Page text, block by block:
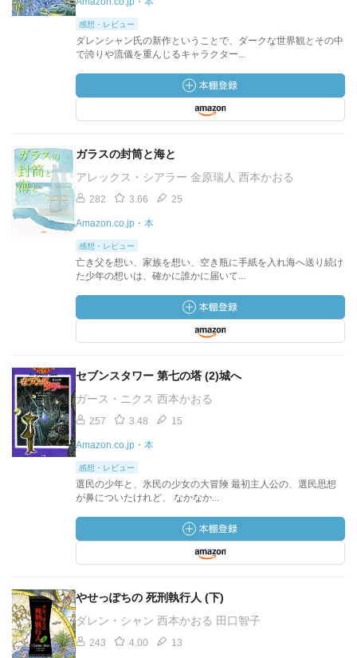
感想・レビュー
ダレンシャン氏の新作ということで、ダークな世界観とその中
で誇りや流儀を重んじるキャラクター...
ガラスの封筒と海と
アレックス・シアラー 金原瑞人 西本かおる
282 3.66 25
Amazon.co.jp・本
感想・レビュー
亡き父を想い、家族を想い、空き瓶に手紙を入れ海へ送り続け
た少年の想いは、確かに誰かに届いて...
セブンスタワー 第七の塔 (2)城へ
ガース・ニクス 西本かおる
257 3.48 15
Amazon.co.jp・本
感想・レビュー
選民の少年と、氷民の少女の大冒険 最初主人公の、選民思想
が鼻についたけれど、 なかなか...
やせっぽちの 死刑執行人 (下)
ダレン・シャン 西本かおる 田口智子
243 4.00 13